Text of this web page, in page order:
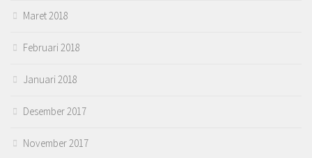
Maret 2018
Februari 2018
Januari 2018
Desember 2017
November 2017